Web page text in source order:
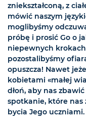
zniekształconą, z
mówić naszym
moglibyśmy
próbę i prosić Go o
niepewnych
pozostalibyśmy
opuszcza! Nawet
kobietami «małej
dłoń, aby nas
spotkanie, które nas
bycia Jego uczniami.